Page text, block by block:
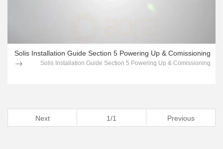
Solis Installation Guide Section 5 Powering Up & Comissioning
Solis Installation Guide Section 5 Powering Up & Comissioning
Previous
1/1
Next